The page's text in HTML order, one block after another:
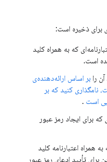
برای ذخیره است:
که به همراه کلید
است.
را بر اساس ارائه‌دهنده‌ی
نامگذاری کنید که بر
.
برای ایجاد رمز عبور
همراه اعتبارنامه کلید
تأیید ادعای رمز عبور